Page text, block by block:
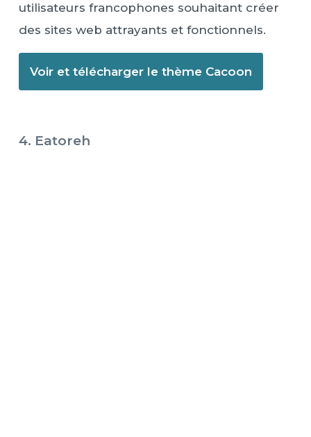
utilisateurs francophones souhaitant créer
des sites web attrayants et fonctionnels.
Voir et télécharger le thème Cacoon
4. Eatoreh